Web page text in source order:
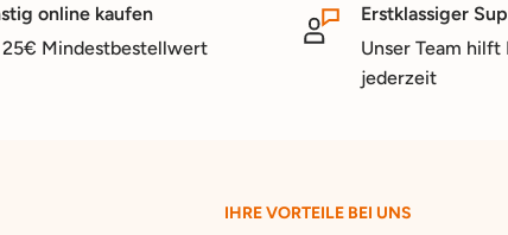
online kaufen
Mindestbestellwert
Erstklassiger
Unser Team hilft
jederzeit
IHRE VORTEILE BEI UNS